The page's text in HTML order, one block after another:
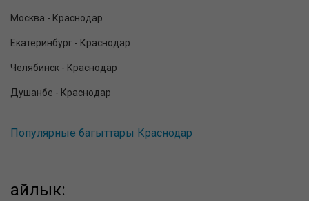
Москва - Краснодар
Екатеринбург - Краснодар
Челябинск - Краснодар
Душанбе - Краснодар
Популярные багыттары Краснодар
айлык: